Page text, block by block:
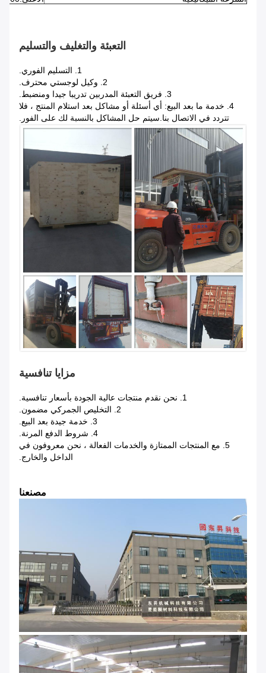
التعبئة والتغليف والتسليم
1. التسليم الفوري.
2. وكيل لوجستي محترف.
3. فريق التعبئة المدربين تدريبا جيدا ومنضبط.
4. خدمة ما بعد البيع: أي أسئلة أو مشاكل بعد استلام المنتج ، فلا
تتردد في الاتصال بنا.سيتم حل المشاكل بالنسبة لك على الفور.
مزايا تنافسية
1. نحن نقدم منتجات عالية الجودة بأسعار تنافسية.
2. التخليص الجمركي مضمون.
3. خدمة جيدة بعد البيع.
4. شروط الدفع المرنة.
5. مع المنتجات الممتازة والخدمات الفعالة ، نحن معروفون في
الداخل والخارج.
مصنعنا